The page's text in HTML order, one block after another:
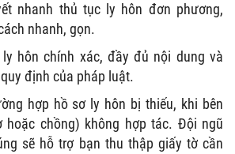
nhanh thủ tục ly hôn đơn phương,
nhanh, gọn.
hôn chính xác, đầy đủ nội dung và
định của pháp luật.
hợp hồ sơ ly hôn bị thiếu, khi bên
hoặc chồng) không hợp tác. Đội ngũ
sẽ hỗ trợ bạn thu thập giấy tờ cần